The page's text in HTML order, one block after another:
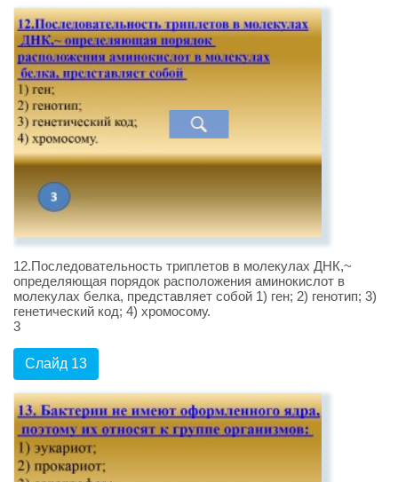
12.Последовательность триплетов в молекулах ДНК,~
определяющая порядок расположения аминокислот в
молекулах белка, представляет собой 1) ген; 2) генотип; 3)
генетический код; 4) хромосому.
3
Слайд 13